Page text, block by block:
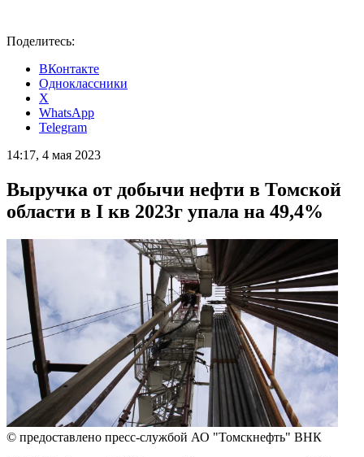
Поделитесь:
ВКонтакте
Одноклассники
X
WhatsApp
Telegram
14:17, 4 мая 2023
Выручка от добычи нефти в Томской
области в I кв 2023г упала на 49,4%
© предоставлено пресс-службой АО "Томскнефть" ВНК